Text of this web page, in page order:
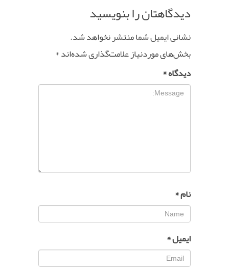
دیدگاهتان را بنویسید
نشانی ایمیل شما منتشر نخواهد شد.
بخش‌های موردنیاز علامت‌گذاری شده‌اند*
دیدگاه*
نام*
ایمیل*